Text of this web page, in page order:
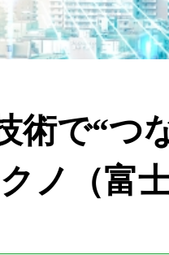
術で“つ
ノ（富士